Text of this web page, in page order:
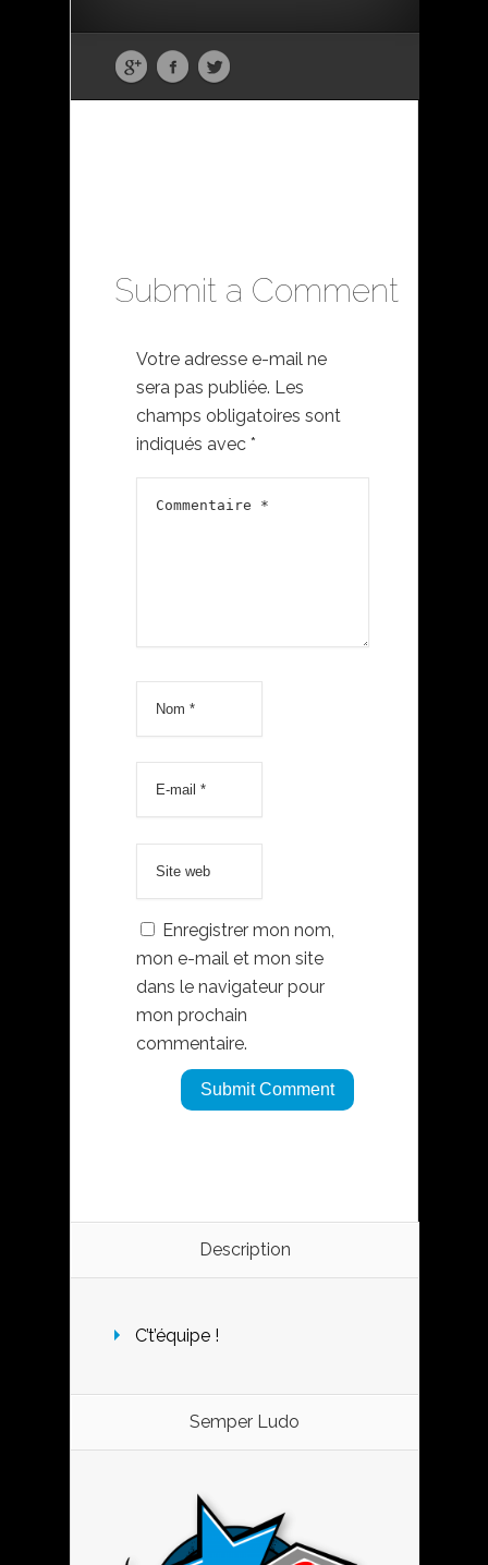
Submit a Comment
Votre adresse e-mail ne
sera pas publiée. Les
champs obligatoires sont
indiqués avec *
Enregistrer mon nom,
mon e-mail et mon site
dans le navigateur pour
mon prochain
commentaire.
Description
C’t’équipe !
Semper Ludo